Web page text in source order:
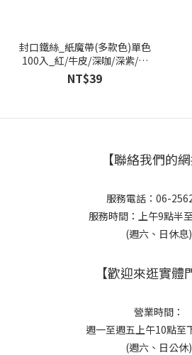
封口鐵絲_紙魔帶(多款色)單色
100入_紅/牛皮/深咖/深紫/白
_070001~09
NT$39
【聯絡我們的網
服務電話：06-
服務時間：上午9點半
(週六、日休息)
【歡迎來逛實體
營業時間：
週一至週五上午10點至
(週六、日公休)